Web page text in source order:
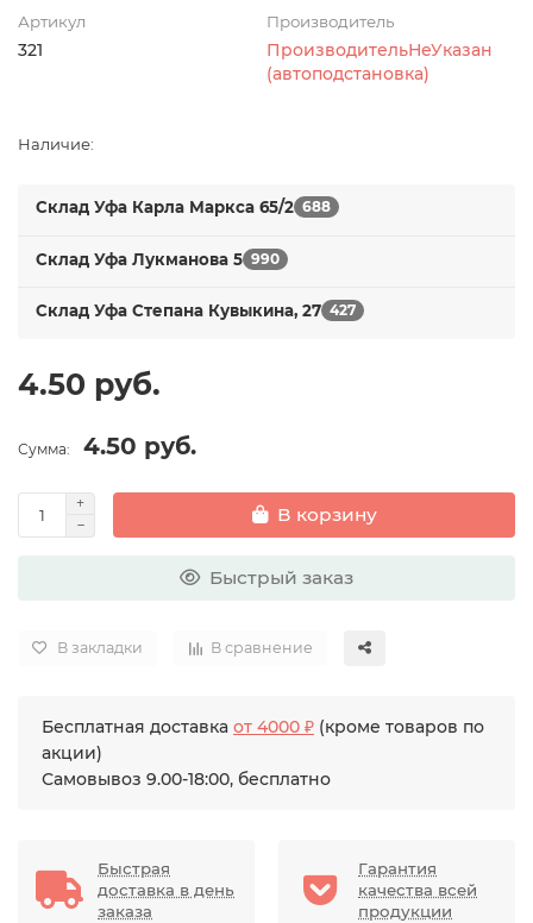
Артикул
321
Производитель
ПроизводительНеУказан
(автоподстановка)
Наличие:
Склад Уфа Карла Маркса 65/2 688
Склад Уфа Лукманова 5 990
Склад Уфа Степана Кувыкина, 27 427
4.50 руб.
Сумма: 4.50 руб.
В корзину
Быстрый заказ
В закладки В сравнение
Бесплатная доставка от 4000 ₽ (кроме товаров по
акции)
Самовывоз 9.00-18:00, бесплатно
Быстрая
доставка в день
заказа
Гарантия
качества всей
продукции